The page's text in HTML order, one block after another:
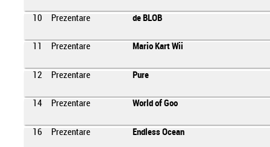
10 Prezentare de BLOB
Prezentare Mario Kart Wii
12 Prezentare Pure
14 Prezentare World of Goo
16 Prezentare Endless Ocean